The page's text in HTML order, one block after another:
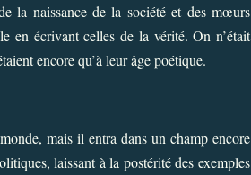
la naissance de la société et des mœurs
en écrivant celles de la vérité. On n’était
encore qu’à leur âge poétique.
mais il entra dans un champ encore
laissant à la postérité des exemples